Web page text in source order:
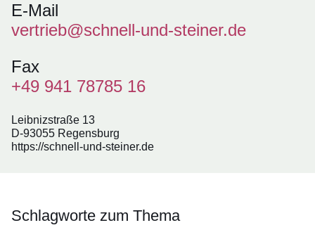
E-Mail
vertrieb@schnell-und-steiner.de
Fax
+49 941 78785 16
Leibnizstraße 13
D-93055 Regensburg
https://schnell-und-steiner.de
Schlagworte zum Thema